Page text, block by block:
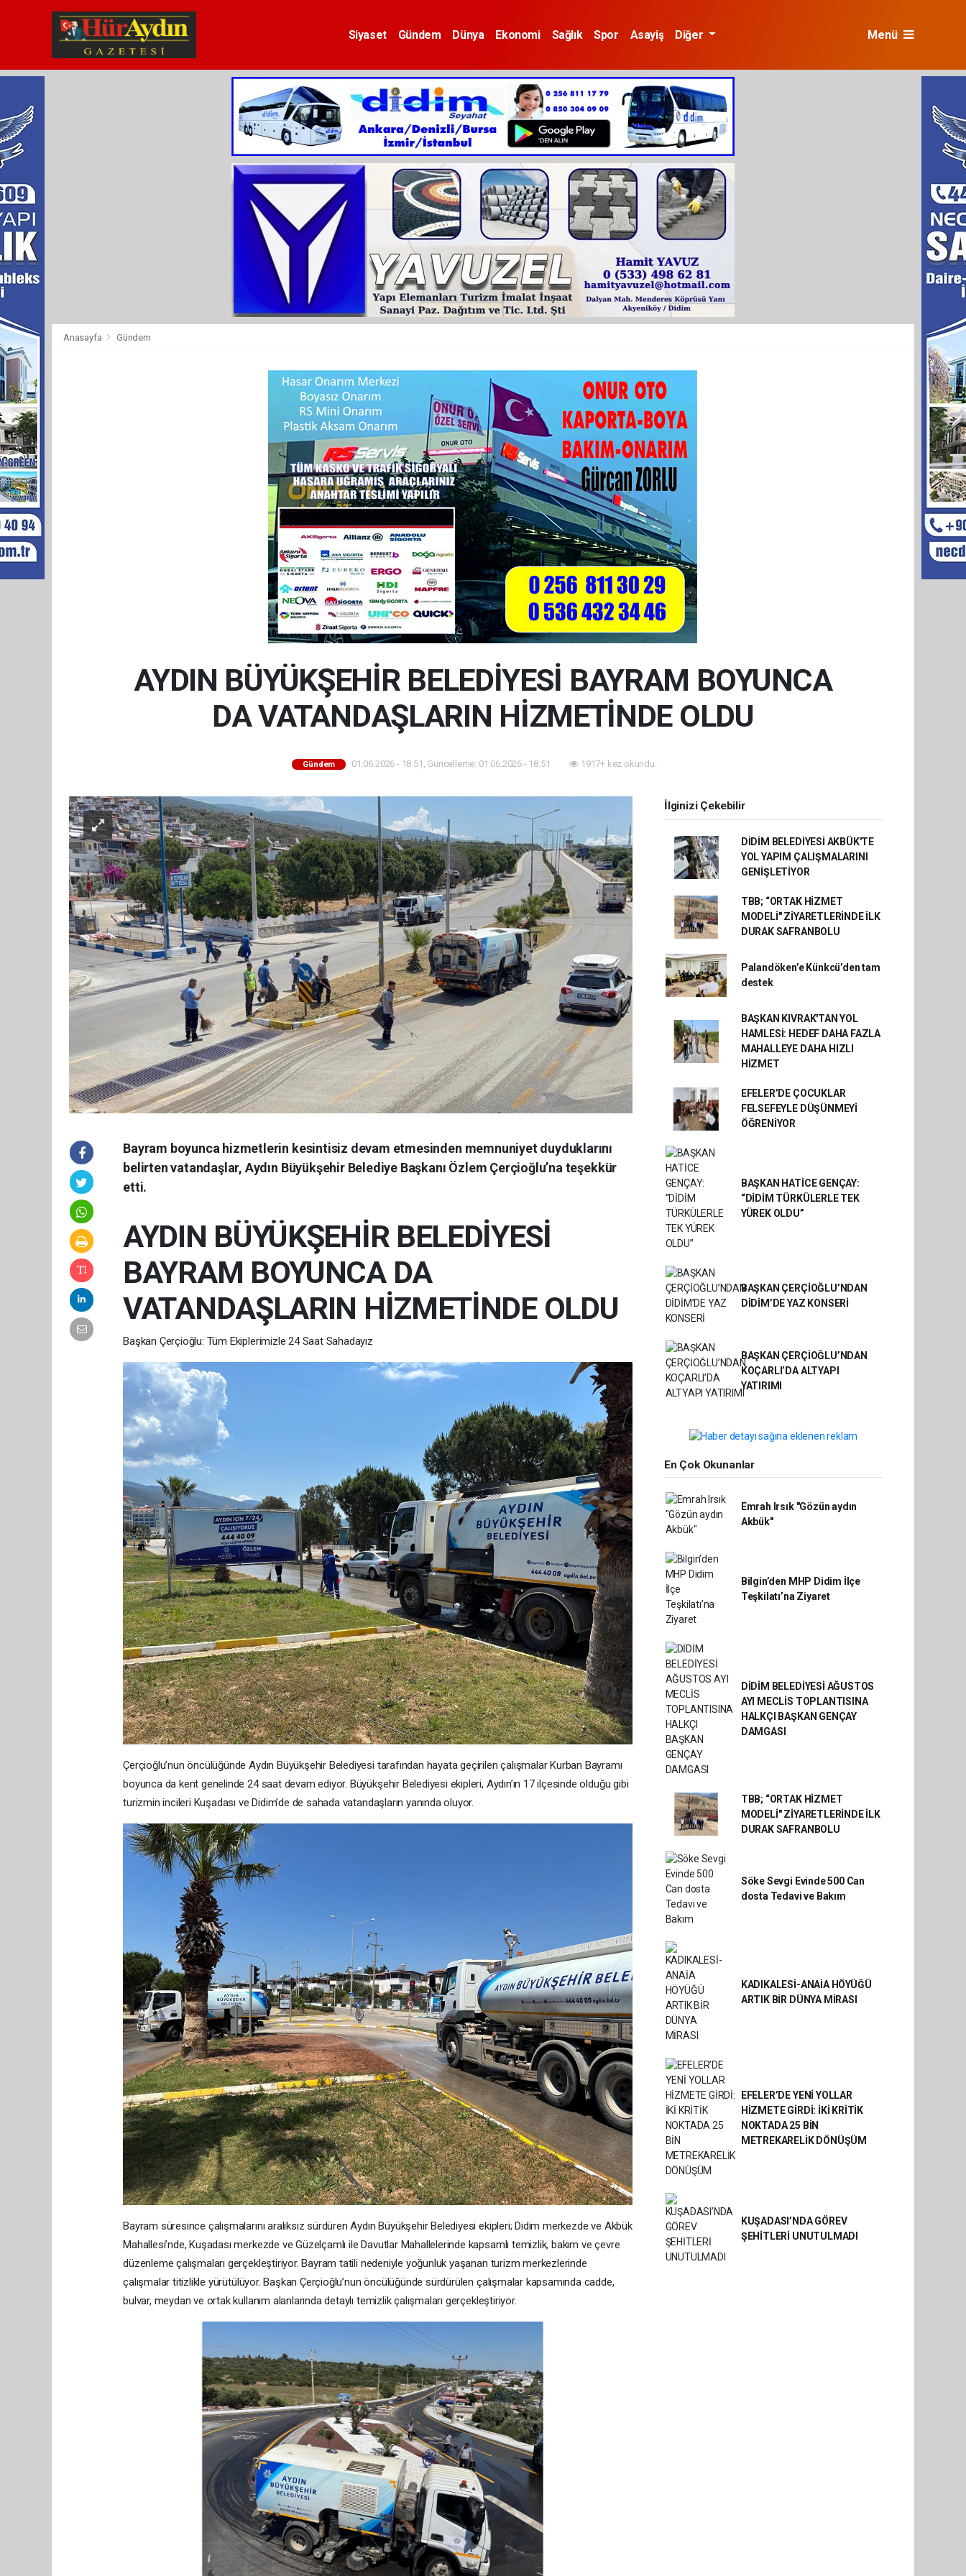
Siyaset Gündem Dünya Ekonomi Sağlık Spor Asayiş Diğer Menü
Anasayfa Gündem
AYDIN BÜYÜKŞEHİR BELEDİYESİ BAYRAM BOYUNCA
DA VATANDAŞLARIN HİZMETİNDE OLDU
Gündem 01.06.2026 - 18:51, Güncelleme: 01.06.2026 - 18:51 1917+ kez okundu.
Bayram boyunca hizmetlerin kesintisiz devam etmesinden memnuniyet duyduklarını
belirten vatandaşlar, Aydın Büyükşehir Belediye Başkanı Özlem Çerçioğlu’na teşekkür
etti.
AYDIN BÜYÜKŞEHİR BELEDİYESİ
BAYRAM BOYUNCA DA
VATANDAŞLARIN HİZMETİNDE OLDU
Başkan Çerçioğlu: Tüm Ekiplerimizle 24 Saat Sahadayız
Çerçioğlu’nun öncülüğünde Aydın Büyükşehir Belediyesi tarafından hayata geçirilen çalışmalar Kurban Bayramı
boyunca da kent genelinde 24 saat devam ediyor. Büyükşehir Belediyesi ekipleri, Aydın’ın 17 ilçesinde olduğu gibi
turizmin incileri Kuşadası ve Didim’de de sahada vatandaşların yanında oluyor.
Bayram süresince çalışmalarını aralıksız sürdüren Aydın Büyükşehir Belediyesi ekipleri; Didim merkezde ve Akbük
Mahallesi’nde, Kuşadası merkezde ve Güzelçamlı ile Davutlar Mahallelerinde kapsamlı temizlik, bakım ve çevre
düzenleme çalışmaları gerçekleştiriyor. Bayram tatili nedeniyle yoğunluk yaşanan turizm merkezlerinde
çalışmalar titizlikle yürütülüyor. Başkan Çerçioğlu’nun öncülüğünde sürdürülen çalışmalar kapsamında cadde,
bulvar, meydan ve ortak kullanım alanlarında detaylı temizlik çalışmaları gerçekleştiriyor.
İlginizi Çekebilir
DİDİM BELEDİYESİ AKBÜK'TE
YOL YAPIM ÇALIŞMALARINI
GENİŞLETİYOR
TBB; “ORTAK HİZMET
MODELİ" ZİYARETLERİNDE İLK
DURAK SAFRANBOLU
Palandöken’e Künkcü’den tam
destek
BAŞKAN KIVRAK'TAN YOL
HAMLESİ: HEDEF DAHA FAZLA
MAHALLEYE DAHA HIZLI
HİZMET
EFELER’DE ÇOCUKLAR
FELSEFEYLE DÜŞÜNMEYİ
ÖĞRENİYOR
BAŞKAN HATİCE GENÇAY:
“DİDİM TÜRKÜLERLE TEK
YÜREK OLDU”
BAŞKAN ÇERÇİOĞLU’NDAN
DİDİM’DE YAZ KONSERİ
BAŞKAN ÇERÇİOĞLU’NDAN
KOÇARLI’DA ALTYAPI
YATIRIMI
En Çok Okunanlar
Emrah Irsık "Gözün aydın
Akbük"
Bilgin’den MHP Didim İlçe
Teşkilatı’na Ziyaret
DİDİM BELEDİYESİ AĞUSTOS
AYI MECLİS TOPLANTISINA
HALKÇI BAŞKAN GENÇAY
DAMGASI
TBB; “ORTAK HİZMET
MODELİ" ZİYARETLERİNDE İLK
DURAK SAFRANBOLU
Söke Sevgi Evinde 500 Can
dosta Tedavi ve Bakım
KADIKALESİ-ANAİA HÖYÜĞÜ
ARTIK BİR DÜNYA MİRASI
EFELER’DE YENİ YOLLAR
HİZMETE GİRDİ: İKİ KRİTİK
NOKTADA 25 BİN
METREKARELİK DÖNÜŞÜM
KUŞADASI’NDA GÖREV
ŞEHİTLERİ UNUTULMADI